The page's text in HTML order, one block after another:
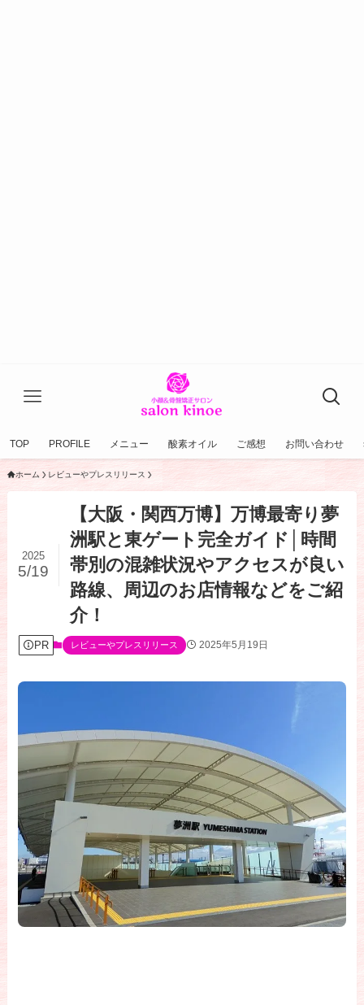
TOP PROFILE メニュー 酸素オイル ご感想 お問い合わせ
ホーム レビューやプレスリリース
【大阪・関西万博】万博最寄り夢
洲駅と東ゲート完全ガイド│時間
帯別の混雑状況やアクセスが良い
路線、周辺のお店情報などをご紹
介！
2025
5/19
PR レビューやプレスリリース 2025年5月19日